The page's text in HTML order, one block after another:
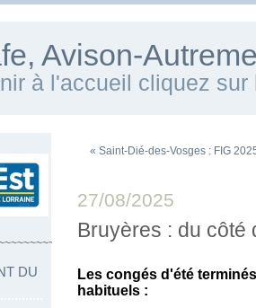
Avison-
à l'accueil cliquez sur
DU
« Saint-Dié-des-Vosges : FIG
27/08/2025
Bruyères : du côté
Les congés d'été
habituels :